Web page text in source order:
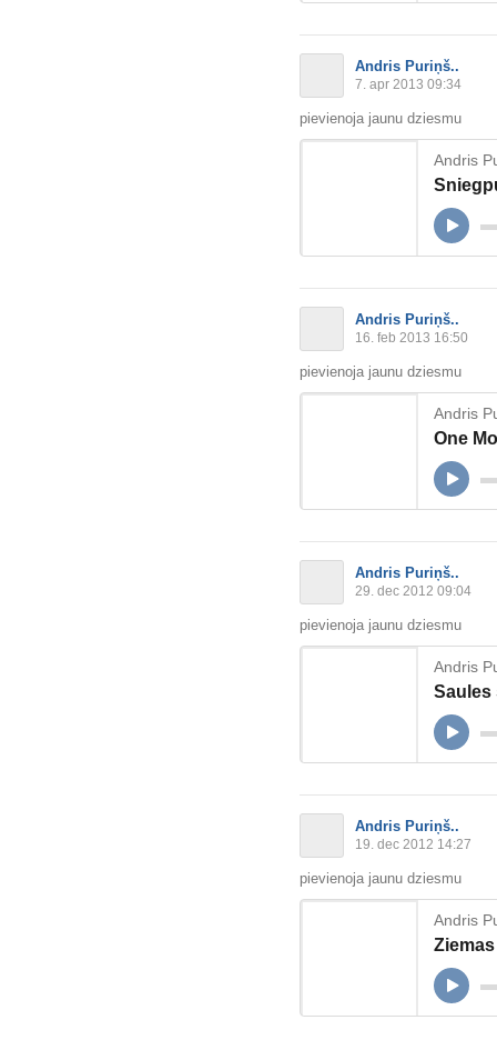
Andris Puriņš..
7. apr 2013 09:34
pievienoja jaunu dziesmu
Andris
Andris Puriņš..
16. feb 2013 16:50
pievienoja jaunu dziesmu
Andris
One
Andris Puriņš..
29. dec 2012 09:04
pievienoja jaunu dziesmu
Andris
Saules
Andris Puriņš..
19. dec 2012 14:27
pievienoja jaunu dziesmu
Andris